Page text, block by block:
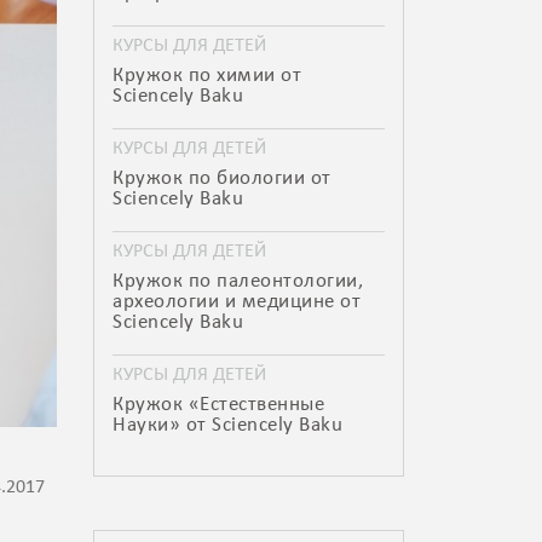
КУРСЫ ДЛЯ ДЕТЕЙ
Кружок по химии от
Sciencely Baku
КУРСЫ ДЛЯ ДЕТЕЙ
Кружок по биологии от
Sciencely Baku
КУРСЫ ДЛЯ ДЕТЕЙ
Кружок по палеонтологии,
археологии и медицине от
Sciencely Baku
КУРСЫ ДЛЯ ДЕТЕЙ
Кружок «Естественные
Науки» от Sciencely Baku